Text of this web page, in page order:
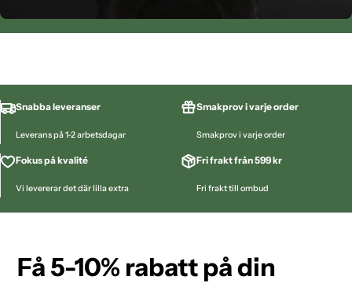
Snabba leveranser
Leverans på 1-2 arbetsdagar
Smakprov i varje order
Smakprov i varje order
Fokus på kvalité
Vi levererar det där lilla extra
Fri frakt från 599 kr
Fri frakt till ombud
Få 5-10% rabatt på din